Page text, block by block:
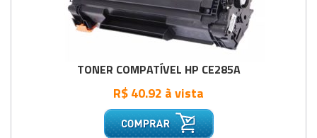
TONER COMPATÍVEL HP CE285A
R$ 40.92 à vista